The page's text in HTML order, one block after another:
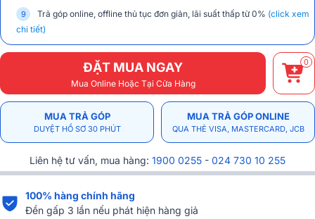
Trả góp online, offline thủ tục đơn giản, lãi suất thấp từ 0% (click xem
chi tiết)
ĐẶT MUA NGAY
Mua Online Hoặc Tại Cửa Hàng
0
MUA TRẢ GÓP
DUYỆT HỒ SƠ 30 PHÚT
MUA TRẢ GÓP ONLINE
QUA THẺ VISA, MASTERCARD, JCB
Liên hệ tư vấn, mua hàng: 1900 0255 - 024 730 10 255
100% hàng chính hãng
Đền gấp 3 lần nếu phát hiện hàng giả